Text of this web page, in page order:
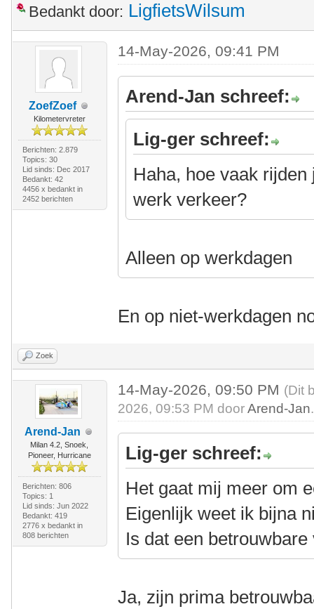
Bedankt door: LigfietsWilsum
ZoefZoef
Kilometervreter
Berichten: 2.879
Topics: 30
Lid sinds: Dec 2017
Bedankt: 42
4456 x bedankt in
2452 berichten
14-May-2026, 09:41 PM
Arend-Jan schreef:
Lig-ger schreef:
Haha, hoe vaak
werk verkeer?
Alleen op werkdagen
En op niet-werkdagen
Zoek
Arend-Jan
Milan 4.2, Snoek,
Pioneer, Hurricane
Berichten: 806
Topics: 1
Lid sinds: Jun 2022
Bedankt: 419
2776 x bedankt in
808 berichten
14-May-2026, 09:50 PM (Dit
2026, 09:53 PM doorArend-Jan
Lig-ger schreef:
Het gaat mij meer om
Eigenlijk weet ik bijna
Is dat een betrouwbare
Ja, zijn prima